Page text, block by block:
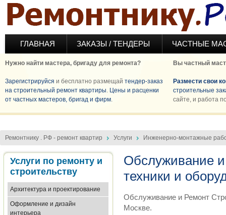
Перейти к основному содержанию
ГЛАВНАЯ ЗАКАЗЫ / ТЕНДЕРЫ ЧАСТНЫЕ
Нужно найти мастера, бригаду для ремонта?
Зарегистрируйся и бесплатно размещай тендер-заказ
на строительный ремонт квартиры. Цены и расценки
от частных мастеров, бригад и фирм.
Вы частный
Размести свои
строительные
сайте, и работа
Ремонтнику . РФ - ремонт квартир Услуги Инженерно-монтажные
Услуги по ремонту и
строительству
Архитектура и проектирование
Оформление и дизайн
интерьера
Обслуживание
техники и
Обслуживание и Ремонт
Москве.